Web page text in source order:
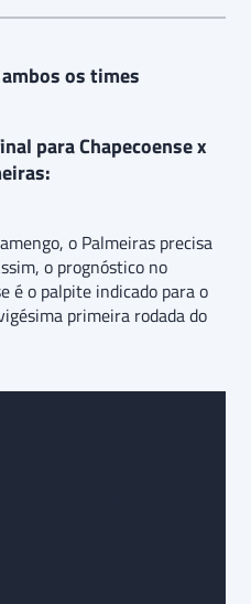
os times
para Chapecoense x
o Palmeiras precisa
o prognóstico no
é o palpite indicado para o
primeira rodada do